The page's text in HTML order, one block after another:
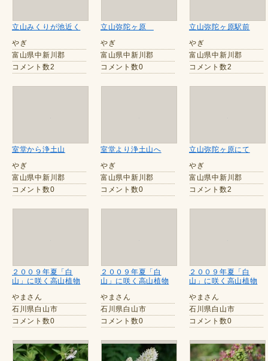
立山みくりが池近く
やぎ
富山県中新川郡
コメント数2
立山弥陀ヶ原
やぎ
富山県中新川郡
コメント数0
立山弥陀ヶ原駅前
やぎ
富山県中新川郡
コメント数2
室堂から浄土山
やぎ
富山県中新川郡
コメント数0
室堂より浄土山へ
やぎ
富山県中新川郡
コメント数0
立山弥陀ヶ原にて
やぎ
富山県中新川郡
コメント数2
２００９年夏「白
山」に咲く高山植物
やまさん
石川県白山市
コメント数0
２００９年夏「白
山」に咲く高山植物
やまさん
石川県白山市
コメント数0
２００９年夏「白
山」に咲く高山植物
やまさん
石川県白山市
コメント数0